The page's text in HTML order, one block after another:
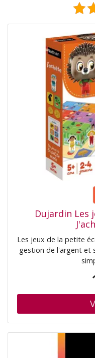
Dujardin Les
Les jeux de la petite
gestion de l'argent et